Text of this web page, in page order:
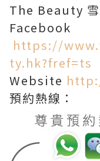
The Beauty 雪
Facebook
https://
ty.hk?fref=ts
Website
預約熱線：